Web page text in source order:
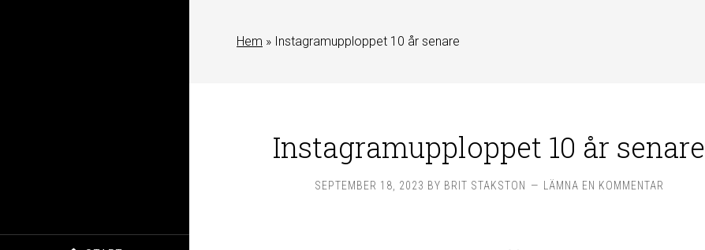
Hem » Instagramupploppet 10 år senare
Instagramupploppet 10 år senare
SEPTEMBER 18, 2023 BY BRIT STAKSTON LÄMNA EN KOMMENTAR